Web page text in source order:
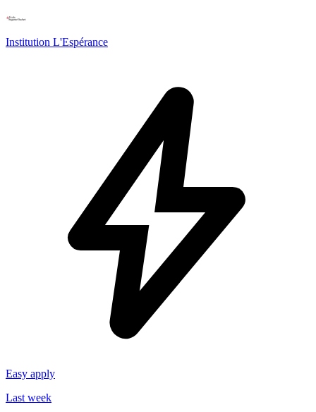
Institution L'Espérance
Easy apply
Last week